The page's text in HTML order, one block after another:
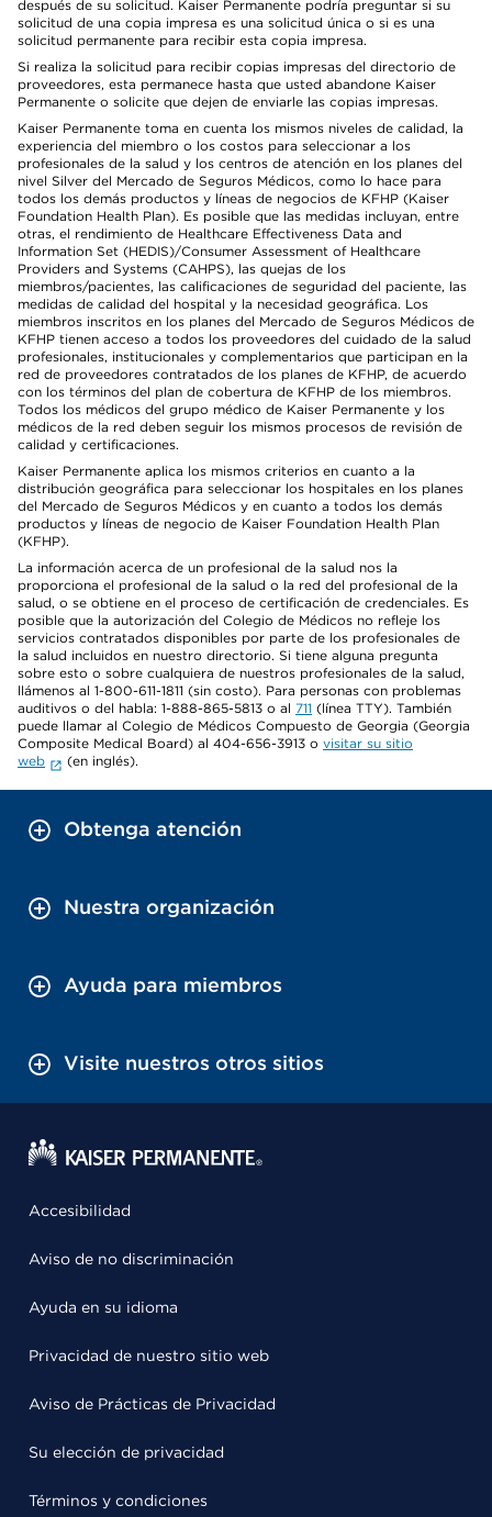
después de su solicitud. Kaiser Permanente podría preguntar si su
solicitud de una copia impresa es una solicitud única o si es una
solicitud permanente para recibir esta copia impresa.
Si realiza la solicitud para recibir copias impresas del directorio de
proveedores, esta permanece hasta que usted abandone Kaiser
Permanente o solicite que dejen de enviarle las copias impresas.
Kaiser Permanente toma en cuenta los mismos niveles de calidad, la
experiencia del miembro o los costos para seleccionar a los
profesionales de la salud y los centros de atención en los planes del
nivel Silver del Mercado de Seguros Médicos, como lo hace para
todos los demás productos y líneas de negocios de KFHP (Kaiser
Foundation Health Plan). Es posible que las medidas incluyan, entre
otras, el rendimiento de Healthcare Effectiveness Data and
Information Set (HEDIS)/Consumer Assessment of Healthcare
Providers and Systems (CAHPS), las quejas de los
miembros/pacientes, las calificaciones de seguridad del paciente, las
medidas de calidad del hospital y la necesidad geográfica. Los
miembros inscritos en los planes del Mercado de Seguros Médicos de
KFHP tienen acceso a todos los proveedores del cuidado de la salud
profesionales, institucionales y complementarios que participan en la
red de proveedores contratados de los planes de KFHP, de acuerdo
con los términos del plan de cobertura de KFHP de los miembros.
Todos los médicos del grupo médico de Kaiser Permanente y los
médicos de la red deben seguir los mismos procesos de revisión de
calidad y certificaciones.
Kaiser Permanente aplica los mismos criterios en cuanto a la
distribución geográfica para seleccionar los hospitales en los planes
del Mercado de Seguros Médicos y en cuanto a todos los demás
productos y líneas de negocio de Kaiser Foundation Health Plan
(KFHP).
La información acerca de un profesional de la salud nos la
proporciona el profesional de la salud o la red del profesional de la
salud, o se obtiene en el proceso de certificación de credenciales. Es
posible que la autorización del Colegio de Médicos no refleje los
servicios contratados disponibles por parte de los profesionales de
la salud incluidos en nuestro directorio. Si tiene alguna pregunta
sobre esto o sobre cualquiera de nuestros profesionales de la salud,
llámenos al 1-800-611-1811 (sin costo). Para personas con problemas
auditivos o del habla: 1-888-865-5813 o al 711 (línea TTY). También
puede llamar al Colegio de Médicos Compuesto de Georgia (Georgia
Composite Medical Board) al 404-656-3913 o visitar su sitio
web
(en inglés).
Obtenga atención
Nuestra organización
Ayuda para miembros
Visite nuestros otros sitios
Accesibilidad
Aviso de no discriminación
Ayuda en su idioma
Privacidad de nuestro sitio web
Aviso de Prácticas de Privacidad
Su elección de privacidad
Términos y condiciones